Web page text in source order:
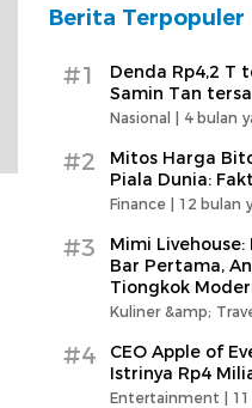
Berita Terpopuler
#1
Denda Rp4,2 T
Samin Tan
Nasional | 4 bulan
#2
Mitos Harga
Piala Dunia:
Finance | 12 bulan
#3
Mimi
Bar Pertama,
Tiongkok
Kuliner &amp;
#4
CEO Apple of
Istrinya Rp4
Entertainment |